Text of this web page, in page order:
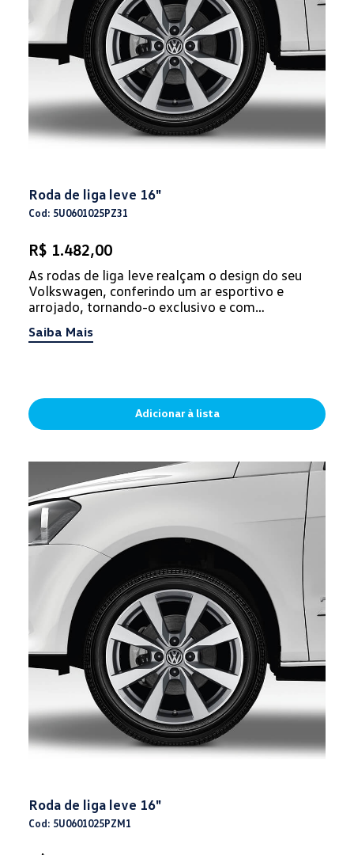
Roda de liga leve 16"
Cod: 5U0601025PZ31
R$ 1.482,00
As rodas de liga leve realçam o design do seu
Volkswagen, conferindo um ar esportivo e
arrojado, tornando-o exclusivo e com
Saiba Mais
Adicionar à lista
Roda de liga leve 16"
Cod: 5U0601025PZM1